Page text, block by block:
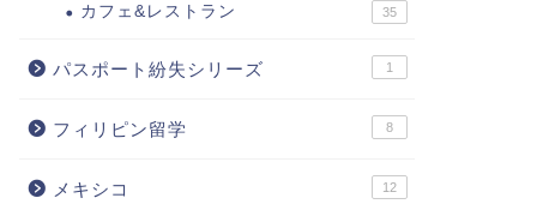
カフェ&レストラン 35
パスポート紛失シリーズ 1
フィリピン留学 8
メキシコ 12